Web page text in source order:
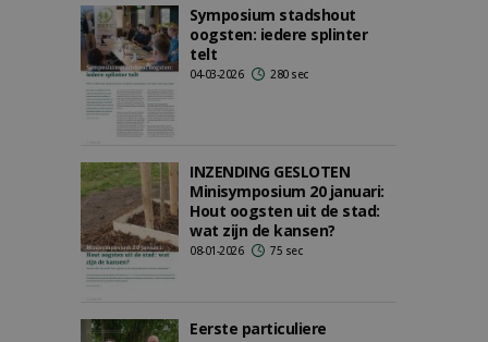
Symposium stadshout
oogsten: iedere splinter
telt
04-03-2026 280 sec
INZENDING GESLOTEN
Minisymposium 20 januari:
Hout oogsten uit de stad:
wat zijn de kansen?
08-01-2026 75 sec
Eerste particuliere